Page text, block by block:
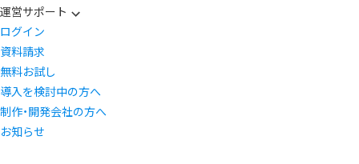
運営サポート
ログイン
資料請求
無料お試し
導入を検討中の方へ
制作・開発会社の方へ
お知らせ